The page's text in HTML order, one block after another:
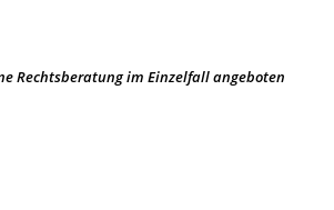
Rechtsberatung im Einzelfall angeboten